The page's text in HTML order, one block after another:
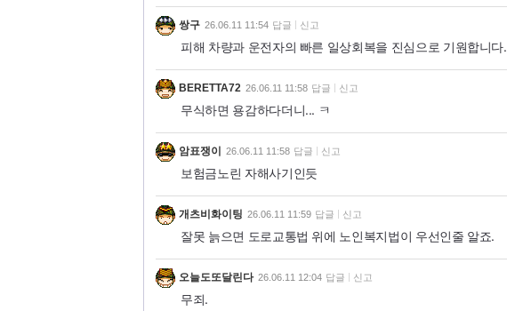
쌍구 26.06.11 11:54 답글 신고
피해 차량과 운전자의 빠른 일상회복을 진심으로 기원합니다.
BERETTA72 26.06.11 11:58 답글 신고
무식하면 용감하다더니... ㅋ
암표쟁이 26.06.11 11:58 답글 신고
보험금노린 자해사기인듯
개츠비화이팅 26.06.11 11:59 답글 신고
잘못 늙으면 도로교통법 위에 노인복지법이 우선인줄 알죠.
오늘도또달린다 26.06.11 12:04 답글 신고
무죄.